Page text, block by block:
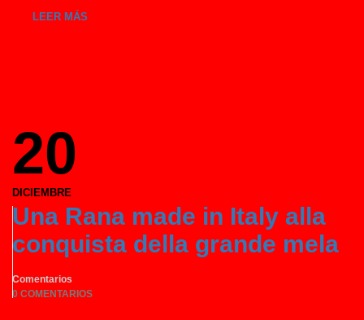
LEER MÁS
20
DICIEMBRE
Una Rana made in Italy alla
conquista della grande mela
Comentarios
0 COMENTARIOS